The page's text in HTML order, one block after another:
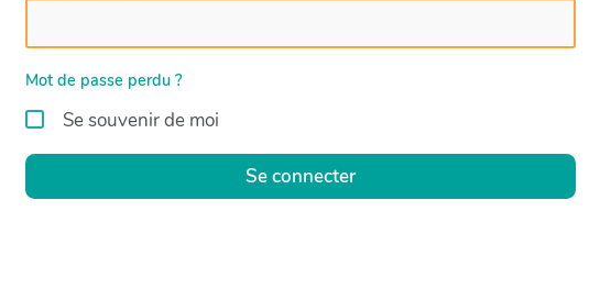
Mot de passe perdu ?
Se souvenir de moi
Se connecter